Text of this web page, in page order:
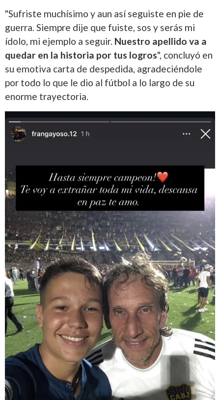
"Sufriste muchísimo y aun así seguiste en pie de
guerra. Siempre dije que fuiste, sos y serás mi
ídolo, mi ejemplo a seguir. Nuestro apellido va a
quedar en la historia por tus logros", concluyó en
su emotiva carta de despedida, agradeciéndole
por todo lo que le dio al fútbol a lo largo de su
enorme trayectoria.